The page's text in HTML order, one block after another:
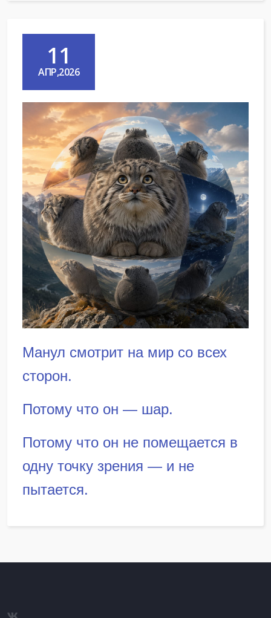
11
АПР,2026
Манул смотрит на мир со всех
сторон.
Потому что он — шар.
Потому что он не помещается в
одну точку зрения — и не
пытается.